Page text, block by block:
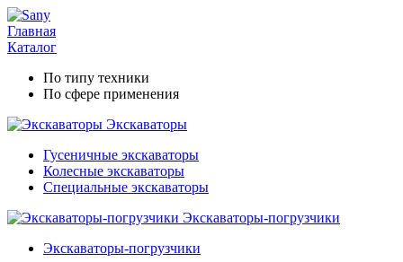
Главная
Каталог
По типу техники
По сфере применения
Экскаваторы
Гусеничные экскаваторы
Колесные экскаваторы
Специальные экскаваторы
Экскаваторы-погрузчики
Экскаваторы-погрузчики